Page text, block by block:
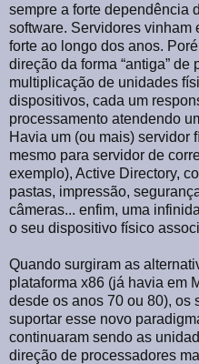
sempre a forte dependência
software. Servidores vinham
forte ao longo dos anos.
direção da forma “antiga”
multiplicação de unidades
dispositivos, cada um
processamento atendendo
Havia um (ou mais) servidor
mesmo para servidor de
exemplo), Active Directory,
pastas, impressão,
câmeras... enfim, uma
o seu dispositivo físico
Quando surgiram as
plataforma x86 (já havia em
desde os anos 70 ou 80), os
suportar esse novo
continuaram sendo as
direção de processadores